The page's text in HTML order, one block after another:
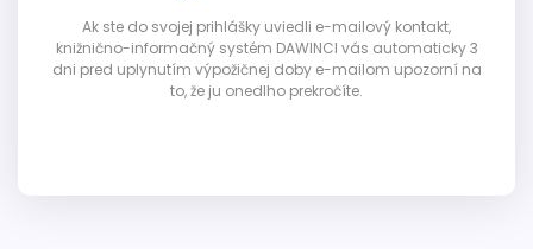
Ak ste do svojej prihlášky uviedli e-mailový kontakt,
knižnično-informačný systém DAWINCI vás automaticky 3
dni pred uplynutím výpožičnej doby e-mailom upozorní na
to, že ju onedlho prekročíte.